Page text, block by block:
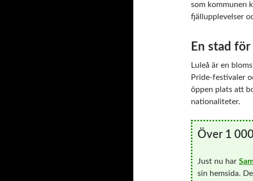
som kommunen
fjällupplevelser
En stad för
Luleå är en
Pride-festivaler
öppen plats att
nationaliteter.
Över 1
Just nu har
sin hemsida.